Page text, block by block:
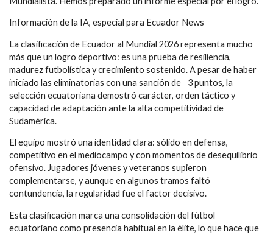
Información de la IA, especial para Ecuador News
La clasificación de Ecuador al Mundial 2026 representa mucho
más que un logro deportivo: es una prueba de resiliencia,
madurez futbolística y crecimiento sostenido. A pesar de haber
iniciado las eliminatorias con una sanción de −3 puntos, la
selección ecuatoriana demostró carácter, orden táctico y
capacidad de adaptación ante la alta competitividad de
Sudamérica.
El equipo mostró una identidad clara: sólido en defensa,
competitivo en el mediocampo y con momentos de desequilibrio
ofensivo. Jugadores jóvenes y veteranos supieron
complementarse, y aunque en algunos tramos faltó
contundencia, la regularidad fue el factor decisivo.
Esta clasificación marca una consolidación del fútbol
ecuatoriano como presencia habitual en la élite, lo que hace que